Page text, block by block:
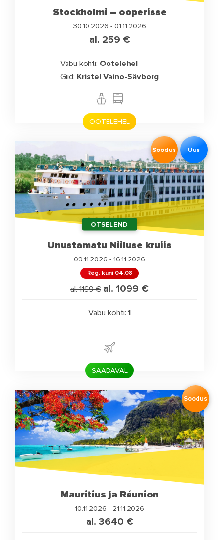
Stockholmi – ooperisse
30.10.2026 - 01.11.2026
al. 259 €
Vabu kohti: Ootelehel
Giid: Kristel Vaino-Sävborg
OOTELEHEL
Soodus Uus
OTSELEND
Unustamatu Niiluse kruiis
09.11.2026 - 16.11.2026
Reg. kuni 04.08
al. 1199€ al. 1099 €
Vabu kohti: 1
SAADAVAL
Soodus
Mauritius ja Réunion
10.11.2026 - 21.11.2026
al. 3640 €